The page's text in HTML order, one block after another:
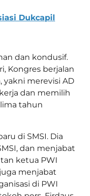
Dukcapil
dan kondusif.
Kongres berjalan
yakni merevisi AD
dan memilih
tahun
di SMSI. Dia
dan menjabat
ketua PWI
menjabat
di PWI